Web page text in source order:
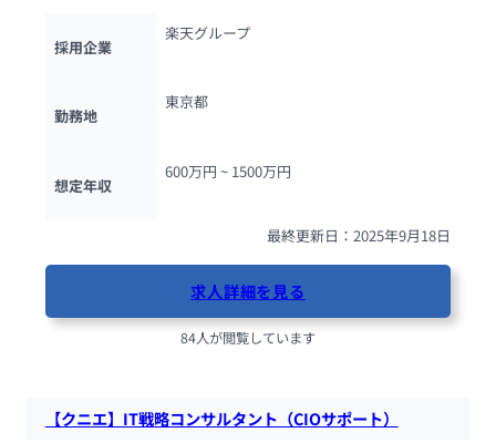
採用企業
楽天グループ
勤務地
東京都
想定年収
600万円 ~ 1500万円
最終更新日：2025年9月18日
求人詳細を見る
84人が閲覧しています
【クニエ】IT戦略コンサルタント（CIOサポート）